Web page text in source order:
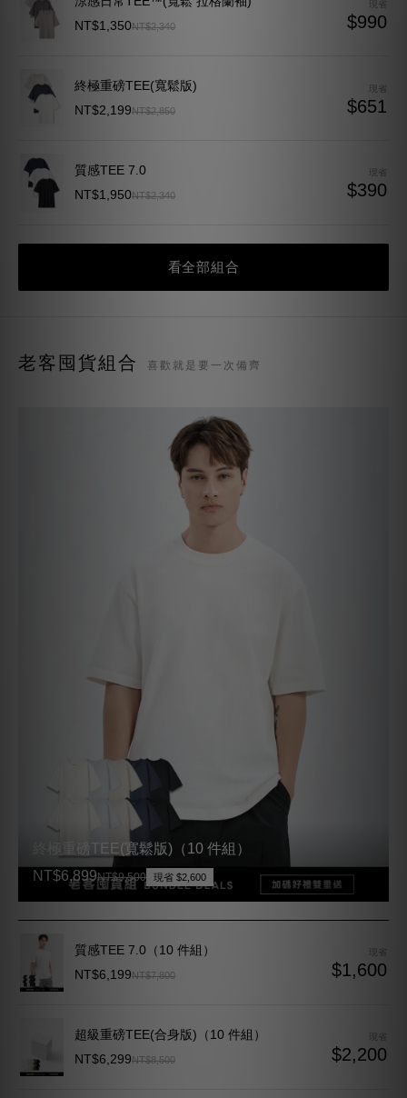
NT$1,350NT$2,340
現省
$990
終極重磅TEE(寬鬆版)
NT$2,199NT$2,850
現省
$651
質感TEE 7.0
NT$1,950NT$2,340
現省
$390
看全部組合
老客囤貨組合 喜歡就是要一次備齊
終極重磅TEE(寬鬆版)（10 件組）
NT$6,899NT$9,500 現省 $2,600
質感TEE 7.0（10 件組）
NT$6,199NT$7,800
現省
$1,600
超級重磅TEE(合身版)（10 件組）
NT$6,299NT$8,500
現省
$2,200